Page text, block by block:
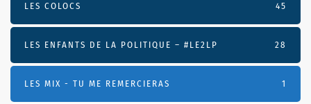
LES COLOCS 45
LES ENFANTS DE LA POLITIQUE – #LE2LP 28
LES MIX - TU ME REMERCIERAS 1